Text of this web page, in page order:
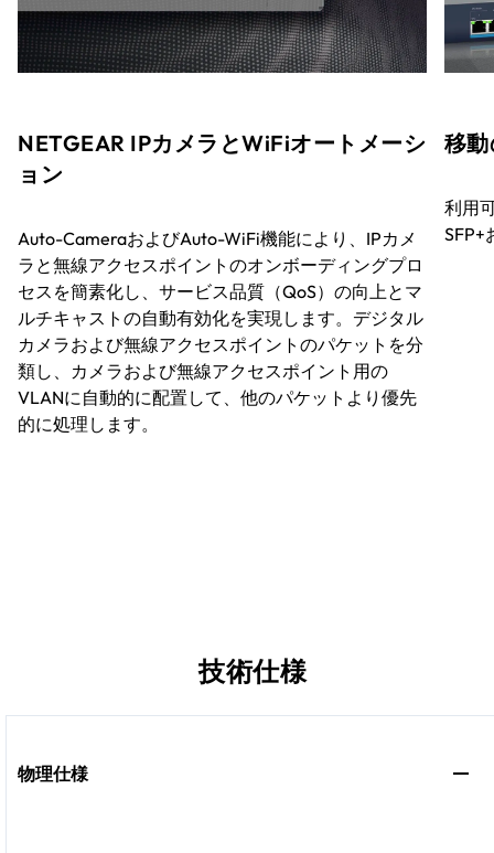
NETGEAR IPカメラとWiFiオートメーシ
ョン
Auto-CameraおよびAuto-WiFi機能により、IPカメ
ラと無線アクセスポイントのオンボーディングプロ
セスを簡素化し、サービス品質（QoS）の向上とマ
ルチキャストの自動有効化を実現します。デジタル
カメラおよび無線アクセスポイントのパケットを分
類し、カメラおよび無線アクセスポイント用の
VLANに自動的に配置して、他のパケットより優先
的に処理します。
移
利用
SFP+
技術仕様
物理仕様